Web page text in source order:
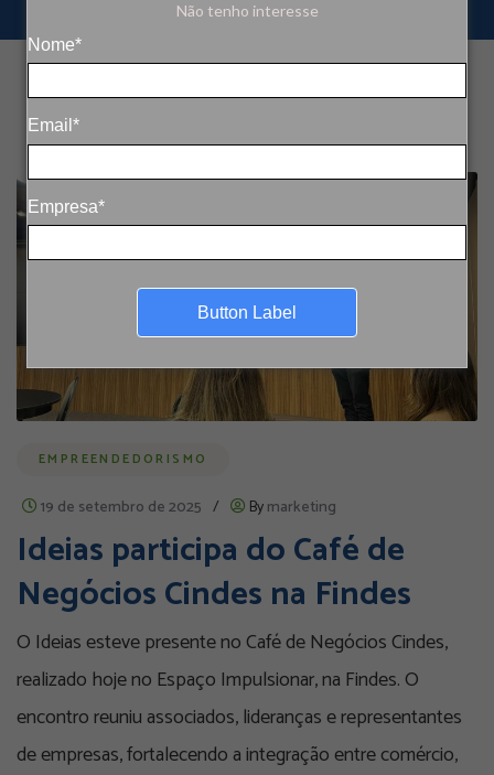
Não tenho interesse
Nome*
Email*
Empresa*
Button Label
EMPREENDEDORISMO
19 de setembro de 2025 / Bymarketing
Ideias participa do Café de
Negócios Cindes na Findes
O Ideias esteve presente no Café de Negócios Cindes,
realizado hoje no Espaço Impulsionar, na Findes. O
encontro reuniu associados, lideranças e representantes
de empresas, fortalecendo a integração entre comércio,